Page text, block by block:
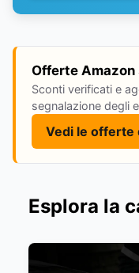
Offerte
Sconti verificati e
segnalazione degli
Vedi le offerte
Esplora la